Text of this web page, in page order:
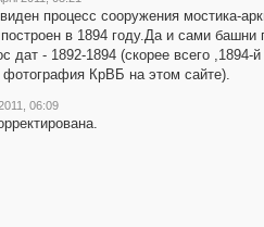
процесс сооружения мостика-
в 1894 году.Да и сами башни
дат - 1892-1894 (скорее всего ,1894-й
КрВБ на этом сайте).
06:09